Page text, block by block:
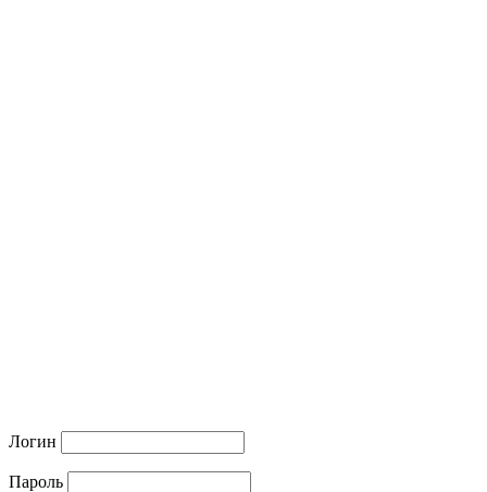
Логин
Пароль